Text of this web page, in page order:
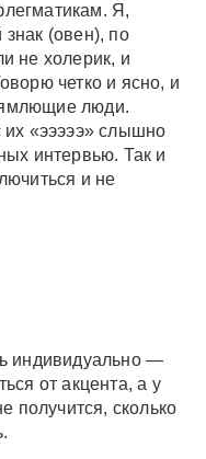
Я,
(овен), по
не холерик, и
четко и ясно, и
люди.
их «эээээ» слышно
интервью. Так и
и не
индивидуально —
от акцента, а у
получится, сколько